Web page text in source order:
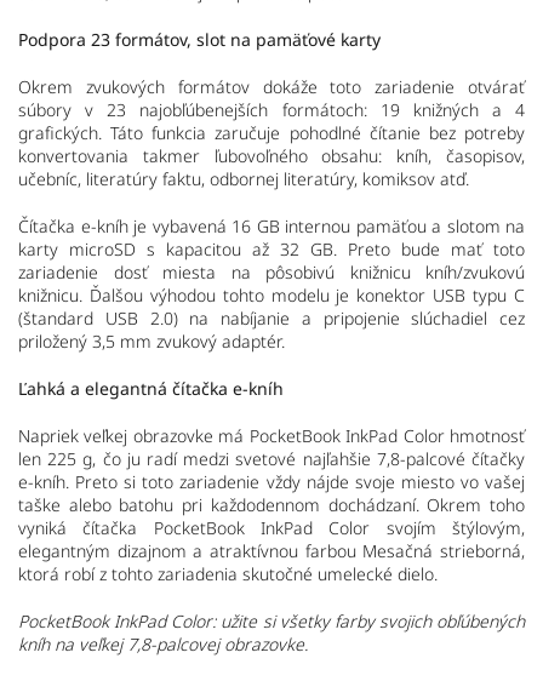
Podpora 23 formátov, slot na pamäťové karty
Okrem zvukových formátov dokáže toto zariadenie otvárať
súbory v 23 najobľúbenejších formátoch: 19 knižných a 4
grafických. Táto funkcia zaručuje pohodlné čítanie bez potreby
konvertovania takmer ľubovoľného obsahu: kníh, časopisov,
učebníc, literatúry faktu, odbornej literatúry, komiksov atď.
Čítačka e-kníh je vybavená 16 GB internou pamäťou a slotom na
karty microSD s kapacitou až 32 GB. Preto bude mať toto
zariadenie dosť miesta na pôsobivú knižnicu kníh/zvukovú
knižnicu. Ďalšou výhodou tohto modelu je konektor USB typu C
(štandard USB 2.0) na nabíjanie a pripojenie slúchadiel cez
priložený 3,5 mm zvukový adaptér.
Ľahká a elegantná čítačka e-kníh
Napriek veľkej obrazovke má PocketBook InkPad Color hmotnosť
len 225 g, čo ju radí medzi svetové najľahšie 7,8-palcové čítačky
e-kníh. Preto si toto zariadenie vždy nájde svoje miesto vo vašej
taške alebo batohu pri každodennom dochádzaní. Okrem toho
vyniká čítačka PocketBook InkPad Color svojím štýlovým,
elegantným dizajnom a atraktívnou farbou Mesačná strieborná,
ktorá robí z tohto zariadenia skutočné umelecké dielo.
PocketBook InkPad Color: užite si všetky farby svojich obľúbených
kníh na veľkej 7,8-palcovej obrazovke.